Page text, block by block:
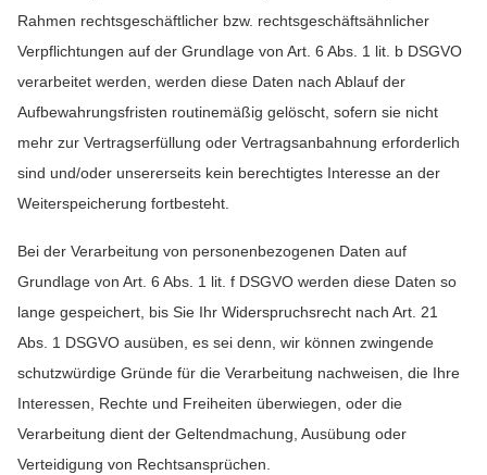
Rahmen rechtsgeschäftlicher bzw. rechtsgeschäftsähnlicher
Verpflichtungen auf der Grundlage von Art. 6 Abs. 1 lit. b DSGVO
verarbeitet werden, werden diese Daten nach Ablauf der
Aufbewahrungsfristen routinemäßig gelöscht, sofern sie nicht
mehr zur Vertragserfüllung oder Vertragsanbahnung erforderlich
sind und/oder unsererseits kein berechtigtes Interesse an der
Weiterspeicherung fortbesteht.
Bei der Verarbeitung von personenbezogenen Daten auf
Grundlage von Art. 6 Abs. 1 lit. f DSGVO werden diese Daten so
lange gespeichert, bis Sie Ihr Widerspruchsrecht nach Art. 21
Abs. 1 DSGVO ausüben, es sei denn, wir können zwingende
schutzwürdige Gründe für die Verarbeitung nachweisen, die Ihre
Interessen, Rechte und Freiheiten überwiegen, oder die
Verarbeitung dient der Geltendmachung, Ausübung oder
Verteidigung von Rechtsansprüchen.